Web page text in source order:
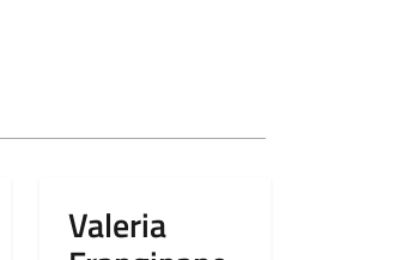
Valeria